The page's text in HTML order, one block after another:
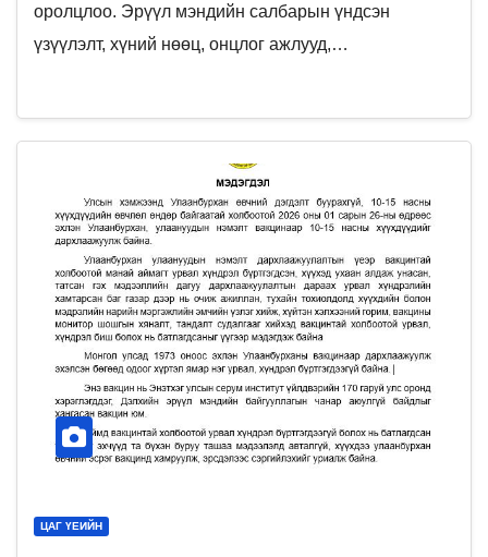
оролцлоо. Эрүүл мэндийн салбарын үндсэн
үзүүлэлт, хүний нөөц, онцлог ажлууд,…
ЦАГ ҮЕИЙН